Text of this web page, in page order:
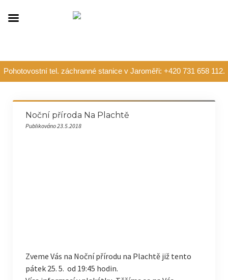
Pohotovostní tel. záchranné stanice v Jaroměři: +420 731 658 112.
Noční příroda Na Plachtě
Publikováno 23.5.2018
Zveme Vás na Noční přírodu na Plachtě již tento
pátek 25. 5. od 19:45 hodin.